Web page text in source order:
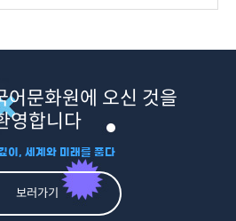
어문화원에 오신 것을
영합니다
이, 세계와 미래를 품다
보러가기